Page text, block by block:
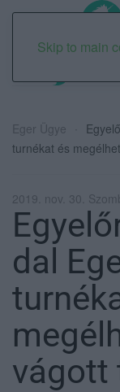
Skip to main
Eger Ügye
turnékat és
2019. nov. 30.
dal
vágott